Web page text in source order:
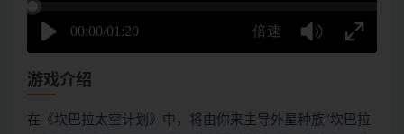
游戏介绍
在《坎巴拉太空计划》中，将由你来主导外星种族“坎巴拉